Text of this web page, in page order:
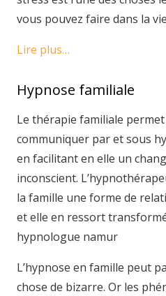
vous pouvez faire dans la
Lire plus…
Hypnose familiale
Le thérapie familiale
communiquer par et sous
en facilitant en elle un
inconscient.
la famille une forme de
et elle en ressort
hypnologue namur
L’hypnose en famille peut
chose de bizarre. Or les